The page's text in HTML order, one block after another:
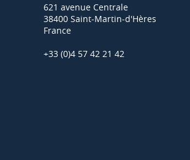
621 avenue Centrale
38400 Saint-Martin-d'Hères
France
+33 (0)4 57 42 21 42